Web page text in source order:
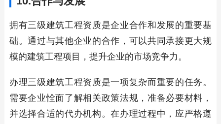
拥有三级建筑工程资质是企业合作和发展的重要基
础。通过与其他企业的合作，可以共同承接更大规
模的建筑工程项目，提升企业的市场竞争力。
办理三级建筑工程资质是一项复杂而重要的任务。
需要企业恮面了解相关政策法规，准备必要材料，
并选择合适的代办机构。在办理过程中，应严格遵